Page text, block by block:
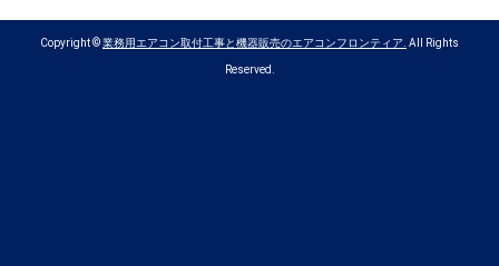
Copyright ©業務用エアコン取付工事と機器販売のエアコンフロンティア. All Rights
Reserved.